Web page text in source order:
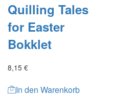
Quilling Tales
for Easter
Bokklet
8,15 €
In den Warenkorb